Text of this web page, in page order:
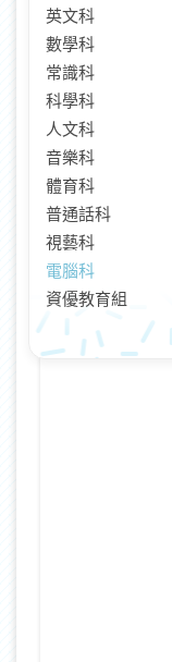
英文科
數學科
常識科
科學科
人文科
音樂科
體育科
普通話科
視藝科
電腦科
資優教育組